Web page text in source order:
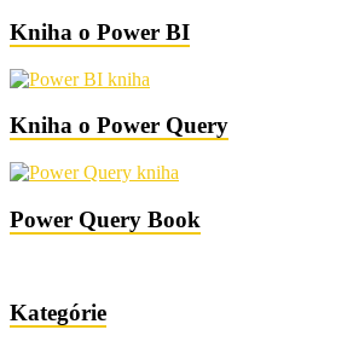
Kniha o Power BI
Kniha o Power Query
Power Query Book
Kategórie